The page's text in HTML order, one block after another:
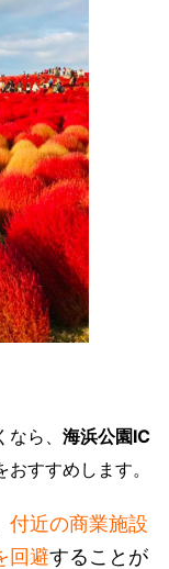
ら、 海浜公園IC
おすすめします。
付近の商業施設
回避することが